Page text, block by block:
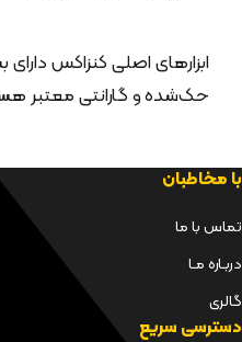
ابزارهای اصلی کنزاکس
حک‌شده و گارانتی معتبر
با مخاطبان
تماس با ما
دربـاره مـا
گالری
دسترسی سریع